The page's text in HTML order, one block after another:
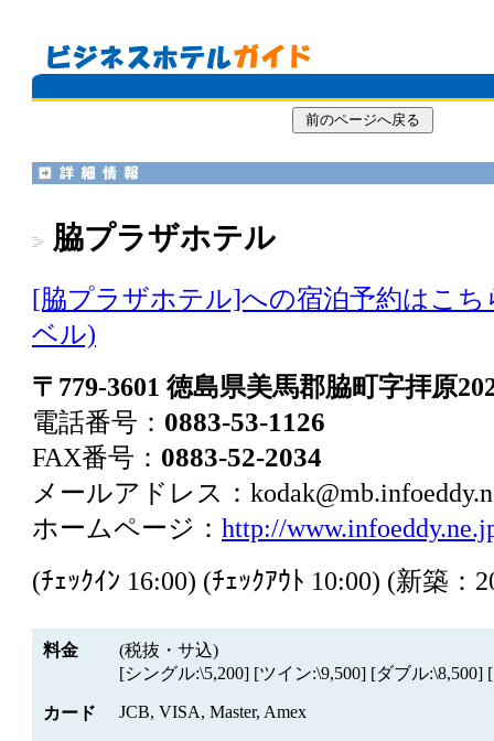
脇プラザホテル
[脇プラザホテル]への宿泊予約はこ
ベル)
〒779-3601 徳島県美馬郡脇町字拝原
電話番号： 0883-53-1126
FAX番号： 0883-52-2034
メールアドレス：
ホームページ： http://
(ﾁｪｯｸｲﾝ 16:00) (ﾁｪｯｸｱｳﾄ 10:00) (新築：
料金
(税抜・サ込)
[シングル:\5,200] [ツイン:\9,500] [ダブル:\8,500]
カード JCB, VISA, Master, Amex